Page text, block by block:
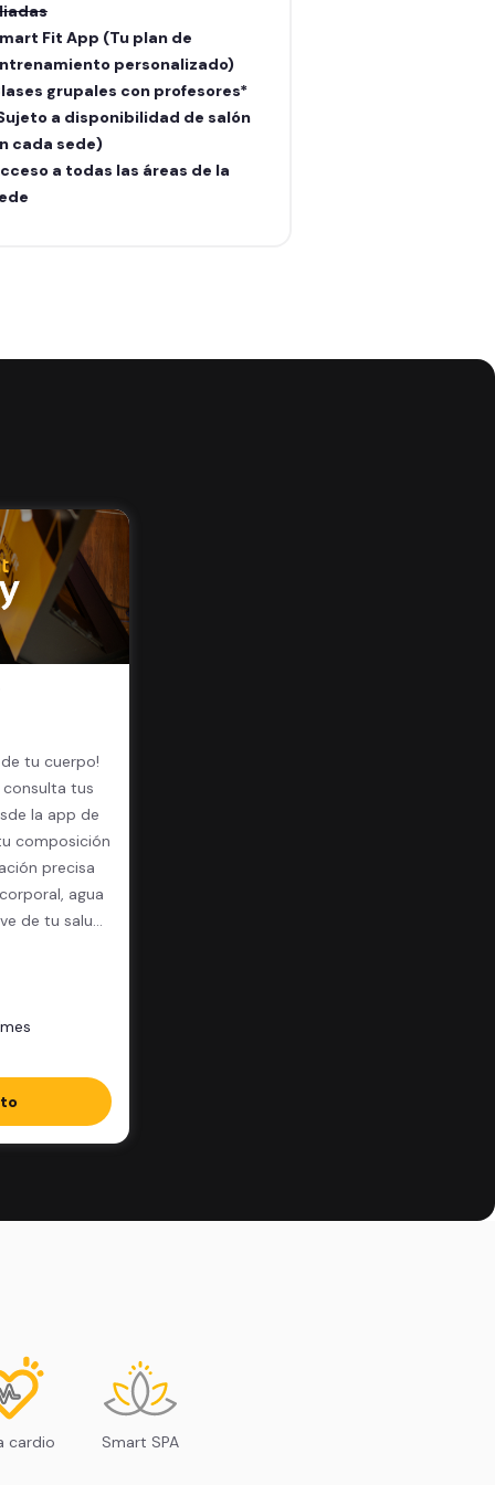
Fit App (Tu plan de
personalizado)
grupales con profesores*
a disponibilidad de salón
cada sede)
a todas las áreas de la
tu cuerpo!
tus
la app de
composición
precisa
agua
de tu salud
cardio Smart SPA